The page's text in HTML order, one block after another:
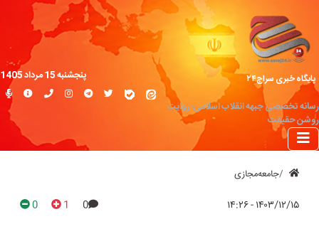
پایگاه خبری سراج۲۴
رسانه تخصصی جبهه انقلاب اسلامی؛ روایت
روشن حقیقت
پنجشنبه 15 مرداد 1405
جامعه‌مجازی
۱۴۰۳/۱۲/۱۵ - ۱۴:۲۶ 0
1
0